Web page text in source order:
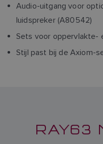
Audio-uitgang voor
luidspreker (A80542)
Sets voor oppervlakte-
Stijl past bij de Axiom-
RAY63